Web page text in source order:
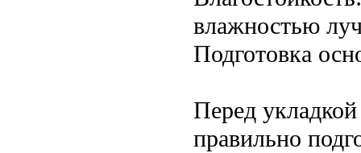
влажностью
Подготовка
Перед
правильно